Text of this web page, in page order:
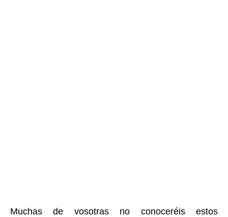
Muchas de vosotras no conoceréis estos